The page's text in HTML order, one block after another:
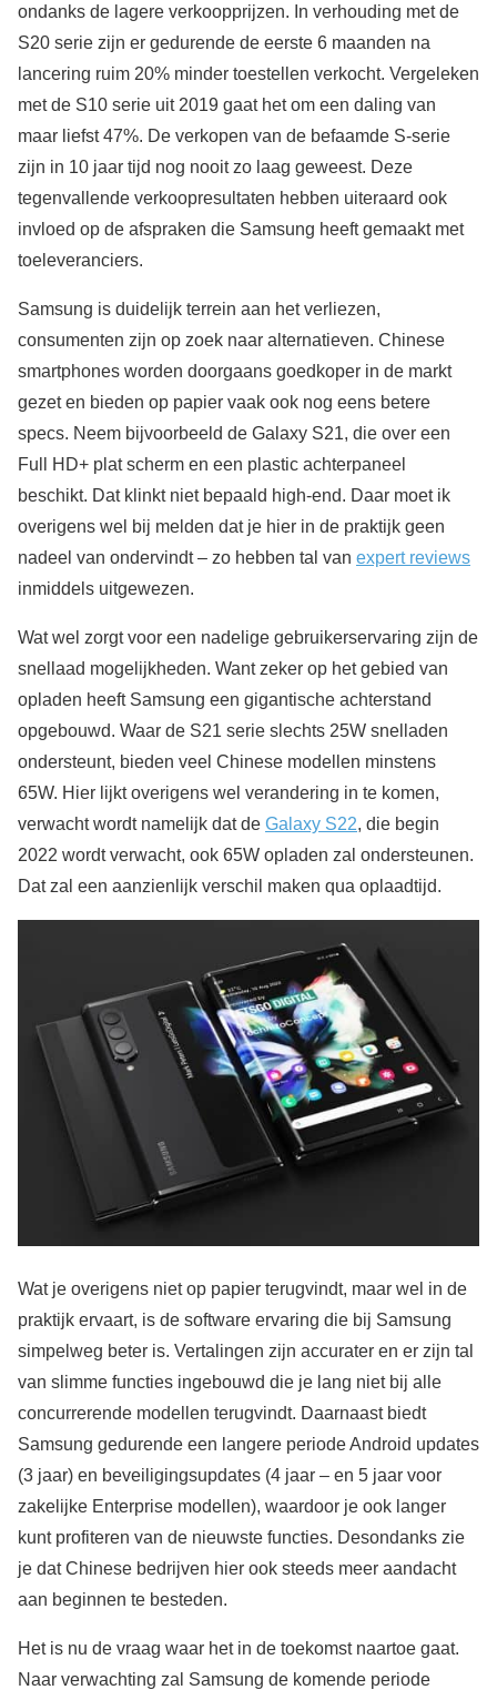
ondanks de lagere verkoopprijzen. In verhouding met de
S20 serie zijn er gedurende de eerste 6 maanden na
lancering ruim 20% minder toestellen verkocht. Vergeleken
met de S10 serie uit 2019 gaat het om een daling van
maar liefst 47%. De verkopen van de befaamde S-serie
zijn in 10 jaar tijd nog nooit zo laag geweest. Deze
tegenvallende verkoopresultaten hebben uiteraard ook
invloed op de afspraken die Samsung heeft gemaakt met
toeleveranciers.
Samsung is duidelijk terrein aan het verliezen,
consumenten zijn op zoek naar alternatieven. Chinese
smartphones worden doorgaans goedkoper in de markt
gezet en bieden op papier vaak ook nog eens betere
specs. Neem bijvoorbeeld de Galaxy S21, die over een
Full HD+ plat scherm en een plastic achterpaneel
beschikt. Dat klinkt niet bepaald high-end. Daar moet ik
overigens wel bij melden dat je hier in de praktijk geen
nadeel van ondervindt – zo hebben tal van expert reviews
inmiddels uitgewezen.
Wat wel zorgt voor een nadelige gebruikerservaring zijn de
snellaad mogelijkheden. Want zeker op het gebied van
opladen heeft Samsung een gigantische achterstand
opgebouwd. Waar de S21 serie slechts 25W snelladen
ondersteunt, bieden veel Chinese modellen minstens
65W. Hier lijkt overigens wel verandering in te komen,
verwacht wordt namelijk dat de Galaxy S22, die begin
2022 wordt verwacht, ook 65W opladen zal ondersteunen.
Dat zal een aanzienlijk verschil maken qua oplaadtijd.
Wat je overigens niet op papier terugvindt, maar wel in de
praktijk ervaart, is de software ervaring die bij Samsung
simpelweg beter is. Vertalingen zijn accurater en er zijn tal
van slimme functies ingebouwd die je lang niet bij alle
concurrerende modellen terugvindt. Daarnaast biedt
Samsung gedurende een langere periode Android updates
(3 jaar) en beveiligingsupdates (4 jaar – en 5 jaar voor
zakelijke Enterprise modellen), waardoor je ook langer
kunt profiteren van de nieuwste functies. Desondanks zie
je dat Chinese bedrijven hier ook steeds meer aandacht
aan beginnen te besteden.
Het is nu de vraag waar het in de toekomst naartoe gaat.
Naar verwachting zal Samsung de komende periode